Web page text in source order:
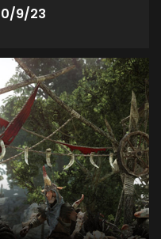
9/23